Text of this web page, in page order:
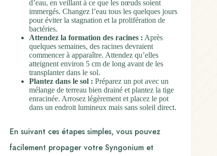
d’eau, en veillant à ce que les nœuds soient
immergés. Changez l’eau tous les quelques jours
pour éviter la stagnation et la prolifération de
bactéries.
Attendez la formation des racines : Après
quelques semaines, des racines devraient
commencer à apparaître. Attendez qu’elles
atteignent environ 5 cm de long avant de les
transplanter dans le sol.
Plantez dans le sol : Préparez un pot avec un
mélange de terreau bien drainé et plantez la tige
enracinée. Arrosez légèrement et placez le pot
dans un endroit lumineux mais sans soleil direct.
En suivant ces étapes simples, vous pouvez
facilement propager votre Syngonium et